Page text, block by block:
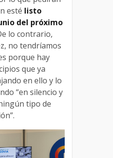
esté listo
del próximo
lo contrario,
no tendríamos
porque hay
que ya
en ello y lo
“en silencio y
tipo de